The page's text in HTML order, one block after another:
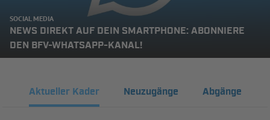
SOCIAL MEDIA
NEWS DIREKT AUF DEIN SMARTPHONE: ABONNIERE
DEN BFV-WHATSAPP-KANAL!
Aktueller Kader Neuzugänge Abgänge